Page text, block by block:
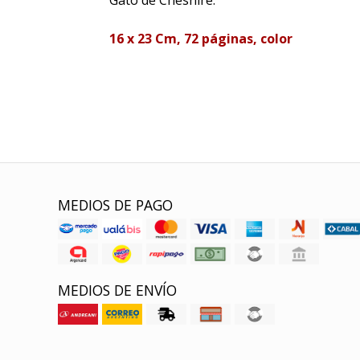
16 x 23 Cm, 72 páginas, color
MEDIOS DE PAGO
MEDIOS DE ENVÍO